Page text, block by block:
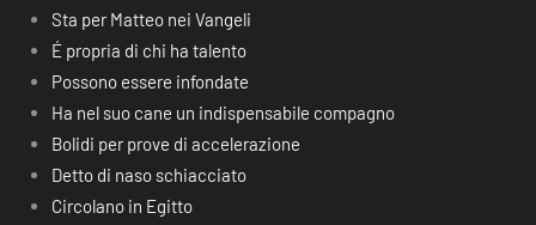
Sta per Matteo nei Vangeli
É propria di chi ha talento
Possono essere infondate
Ha nel suo cane un indispensabile compagno
Bolidi per prove di accelerazione
Detto di naso schiacciato
Circolano in Egitto